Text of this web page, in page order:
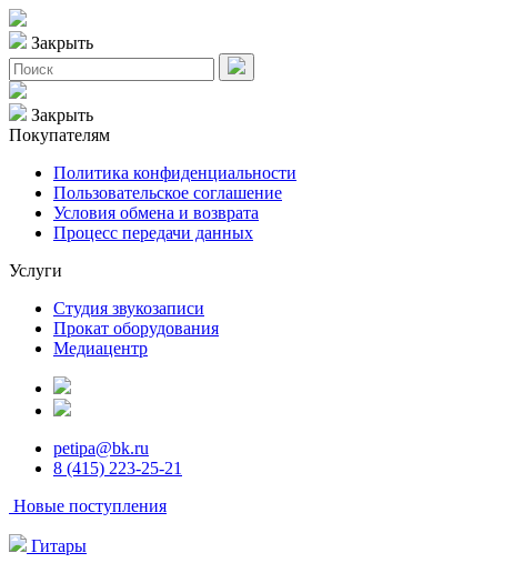
Закрыть
Закрыть
Покупателям
Политика конфиденциальности
Пользовательское соглашение
Условия обмена и возврата
Процесс передачи данных
Услуги
Студия звукозаписи
Прокат оборудования
Медиацентр
petipa@bk.ru
8 (415) 223-25-21
Новые поступления
Гитары